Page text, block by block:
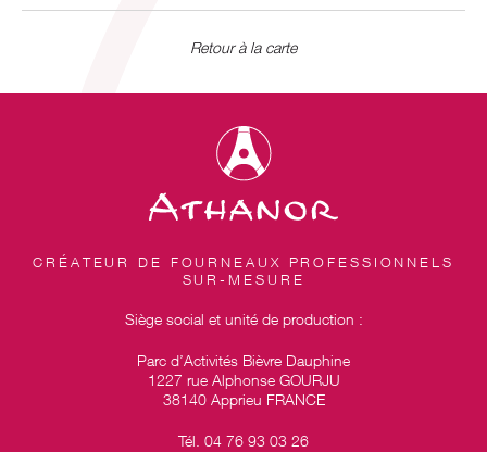
Retour à la carte
CRÉATEUR DE FOURNEAUX PROFESSIONNELS
SUR-MESURE
Siège social et unité de production :
Parc d’Activités Bièvre Dauphine
1227 rue Alphonse GOURJU
38140 Apprieu FRANCE
Tél. 04 76 93 03 26